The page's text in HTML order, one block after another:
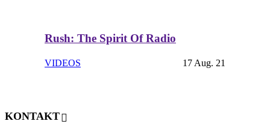
Rush: The Spirit Of Radio
VIDEOS 17 Aug. 21
KONTAKT